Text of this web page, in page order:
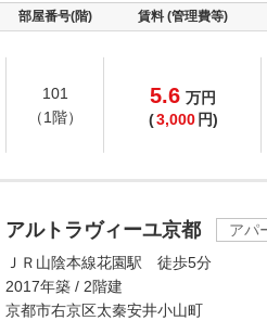
部屋番号(階) 賃料 (管理費等)
101
（1階）
5.6 万円
(3,000 円)
アルトラヴィーユ京都
アパ
ＪＲ山陰本線花園駅 徒歩5分
2017年築 / 2階建
京都市右京区太秦安井小山町